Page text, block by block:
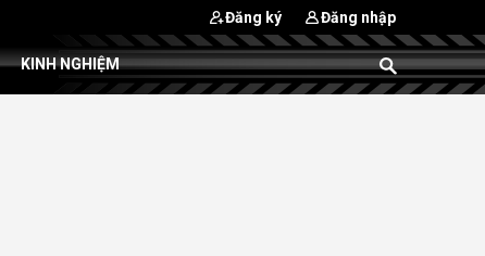
Đăng ký Đăng nhập
KINH NGHIỆM